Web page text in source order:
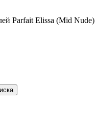
Parfait Elissa (Mid Nude)